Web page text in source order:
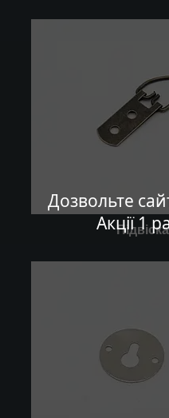
Дозвольте
Акції 1